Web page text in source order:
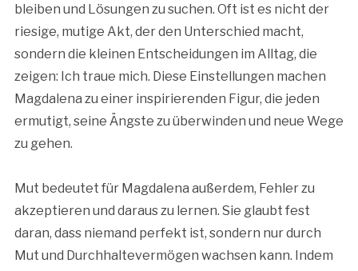
bleiben und Lösungen zu suchen. Oft ist es nicht der
riesige, mutige Akt, der den Unterschied macht,
sondern die kleinen Entscheidungen im Alltag, die
zeigen: Ich traue mich. Diese Einstellungen machen
Magdalena zu einer inspirierenden Figur, die jeden
ermutigt, seine Ängste zu überwinden und neue Wege
zu gehen.
Mut bedeutet für Magdalena außerdem, Fehler zu
akzeptieren und daraus zu lernen. Sie glaubt fest
daran, dass niemand perfekt ist, sondern nur durch
Mut und Durchhaltevermögen wachsen kann. Indem